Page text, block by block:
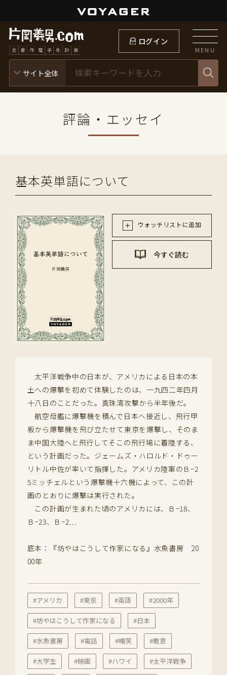
ログイン
MENU
評論・エッセイ
基本英単語について
ウォッチリストに追加
今すぐ読む
太平洋戦争中の日本が、アメリカによる日本の本
土への爆撃を初めて体験したのは、一九四二年四月
十八日のことだった。真珠湾攻撃から半年後だ。
航空母艦に爆撃機を積んで日本へ接近し、飛行甲
板から爆撃機を飛び立たせて東京を爆撃し、そのま
ま中国大陸へと飛行してそこの飛行場に着陸する、
という計画だった。ジェームズ・ハロルド・ドゥー
リトル中佐が率いて指揮した。アメリカ陸軍のＢ−2
5ミッチェルという爆撃機十六機によって、この計
画のとおりに爆撃は実行された。
この計画が生まれた頃のアメリカには、Ｂ−18、
Ｂ−23、Ｂ−2…
底本：『坊やはこうして作家になる』水魚書房 20
00年
#アメリカ #東京 #英語 #2000年
#坊やはこうして作家になる #日本
#水魚書房 #電話 #嘲笑 #敵意
#大学生 #映画 #ハワイ #太平洋戦争